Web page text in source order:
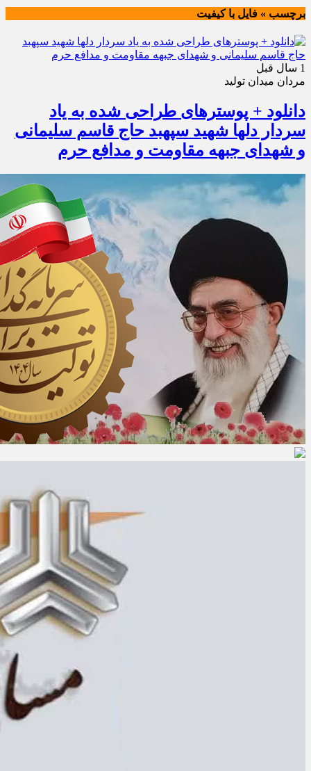
برچسب » فایل با کیفیت
1 سال قبل
مردان میدان تولید
دانلود + پوسترهای طراحی شده به یاد
سردار دلها شهید سپهبد حاج قاسم سلیمانی
و شهدای جبهه مقاومت و مدافع حرم